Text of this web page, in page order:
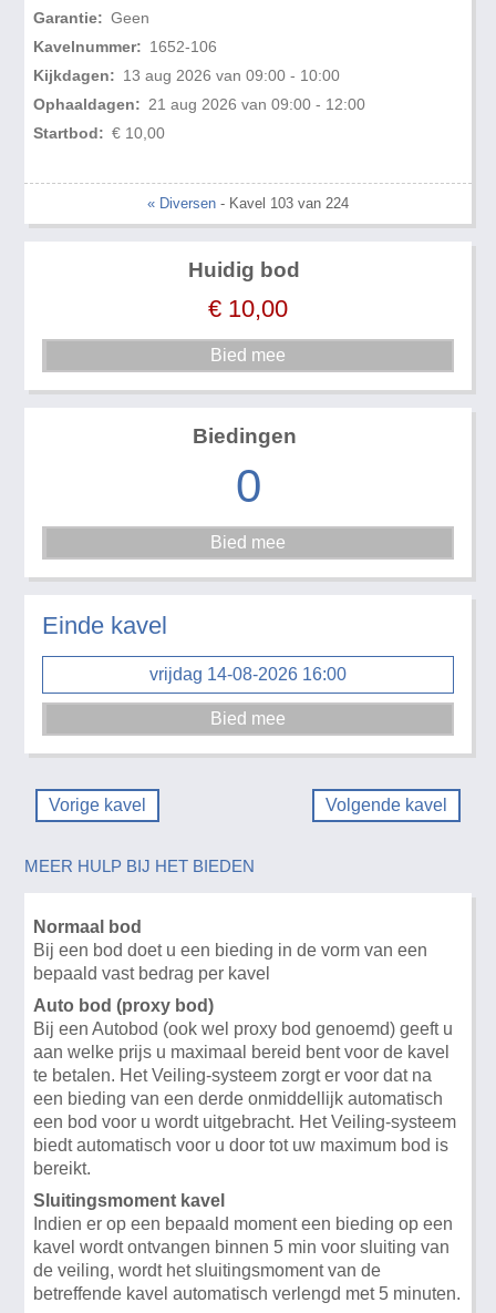
Garantie: Geen
Kavelnummer: 1652-106
Kijkdagen: 13 aug 2026 van 09:00 - 10:00
Ophaaldagen: 21 aug 2026 van 09:00 - 12:00
Startbod: € 10,00
« Diversen - Kavel 103 van 224
Huidig bod
€ 10,00
Biedingen
0
Einde kavel
vrijdag 14-08-2026 16:00
Vorige kavel Volgende kavel
MEER HULP BIJ HET BIEDEN
Normaal bod
Bij een bod doet u een bieding in de vorm van een
bepaald vast bedrag per kavel
Auto bod (proxy bod)
Bij een Autobod (ook wel proxy bod genoemd) geeft u
aan welke prijs u maximaal bereid bent voor de kavel
te betalen. Het Veiling-systeem zorgt er voor dat na
een bieding van een derde onmiddellijk automatisch
een bod voor u wordt uitgebracht. Het Veiling-systeem
biedt automatisch voor u door tot uw maximum bod is
bereikt.
Sluitingsmoment kavel
Indien er op een bepaald moment een bieding op een
kavel wordt ontvangen binnen 5 min voor sluiting van
de veiling, wordt het sluitingsmoment van de
betreffende kavel automatisch verlengd met 5 minuten.